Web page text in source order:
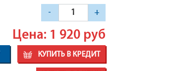
- +
Цена: 1 920 руб
КУПИТЬ В КРЕДИТ